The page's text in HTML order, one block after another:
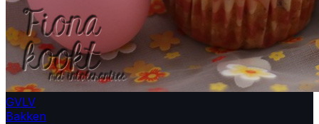
GVLV
Bakken